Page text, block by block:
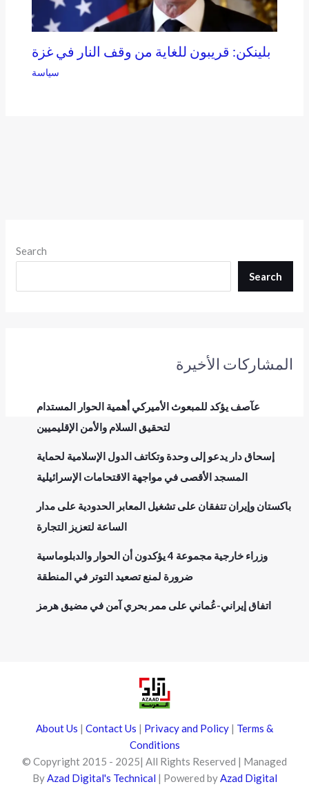
Search
Search
المشاركات الأخيرة
عآصف يؤكد للمبعوث الأميركي أهمية الحوار المستدام
لتحقيق السلام والأمن الإقليميين
إسحاق دار يدعو إلى وحدة وتكاتف الدول الإسلامية لحماية
المسجد الأقصى في مواجهة الاقتحامات الإسرائيلية
باكستان وإيران تتفقان على تشغيل المعابر الحدودية على مدار
الساعة لتعزيز التجارة
وزراء خارجية مجموعة 4 يؤكدون أن الحوار والدبلوماسية
ضرورة لمنع تصعيد التوتر في المنطقة
اتفاق إيراني-عُماني على ممر بحري آمن في مضيق هرمز
بلينكن: قريبون للغاية من وقف النار في غزة
سياسة
About Us | Contact Us | Privacy and Policy | Terms &
Conditions
© Copyright 2015 - 2025| All Rights Reserved | Managed
ByAzad Digital's Technical | Powered byAzad Digital